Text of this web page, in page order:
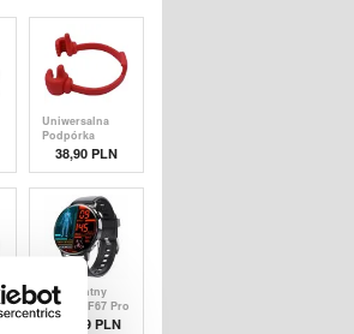
Uniwersalna
Podpórka
Kciuki do Góry
na Biurko -
Czerwień
38,90 PLN
Inteligentny
zegarek F67 Pro
z 168,69 PLN